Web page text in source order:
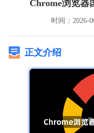
Chrome浏览器
时间：2026-
正文介绍